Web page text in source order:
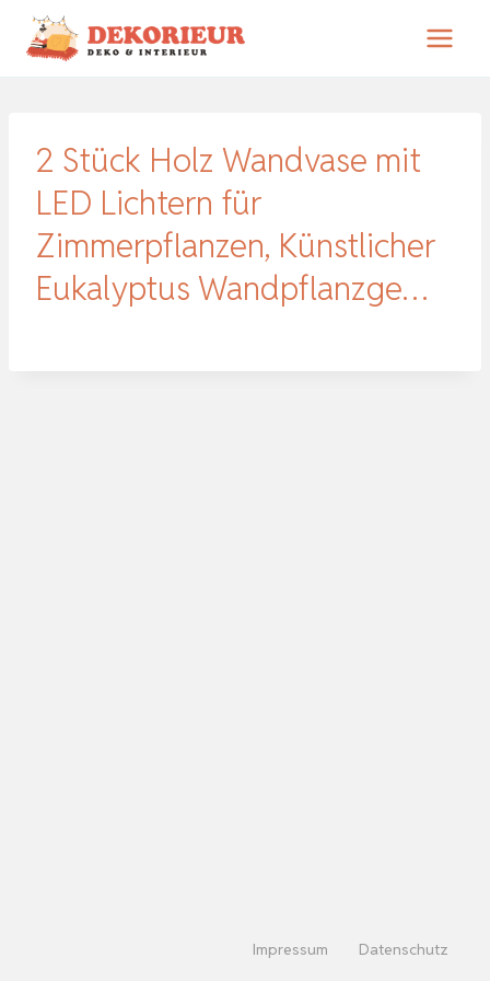
Zum
Inhalt
2 Stück Holz Wandvase mit
LED Lichtern für
Zimmerpflanzen, Künstlicher
Eukalyptus Wandpflanzge…
Impressum Datenschutz